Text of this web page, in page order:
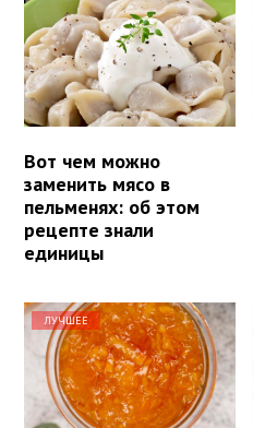
Вот чем можно
заменить мясо в
пельменях: об этом
рецепте знали
единицы
ЛУЧШЕЕ